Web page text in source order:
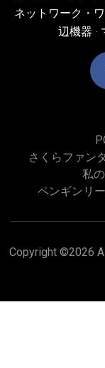
ネットワーク・
辺機器 ·
さくらファン
私
ペンギンリ
Copyright ©2026